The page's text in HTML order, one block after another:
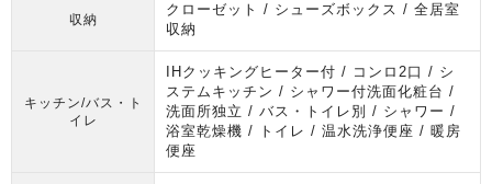
収納
クローゼット / シューズボックス / 全居室
収納
キッチン/バス・ト
イレ
IHクッキングヒーター付 / コンロ2口 / シ
ステムキッチン / シャワー付洗面化粧台 /
洗面所独立 / バス・トイレ別 / シャワー /
浴室乾燥機 / トイレ / 温水洗浄便座 / 暖房
便座